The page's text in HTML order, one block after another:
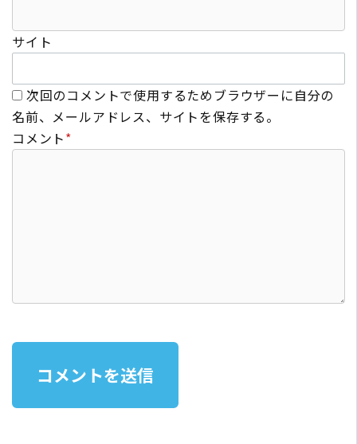
サイト
次回のコメントで使用するためブラウザーに自分の
名前、メールアドレス、サイトを保存する。
コメント*